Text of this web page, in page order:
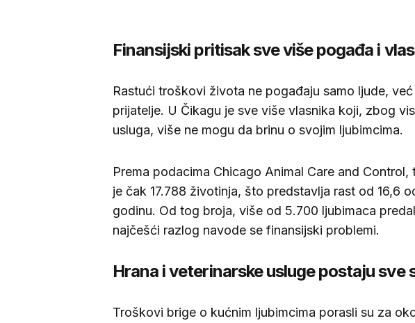
Finansijski pritisak sve više pogađa i
Rastući troškovi života ne pogađaju samo ljude,
prijatelje. U Čikagu je sve više vlasnika koji, zbog
usluga, više ne mogu da brinu o svojim ljubimcima.
Prema podacima Chicago Animal Care and
je čak 17.788 životinja, što predstavlja rast od 16,6
godinu. Od tog broja, više od 5.700 ljubimaca
najčešći razlog navode se finansijski problemi.
Hrana i veterinarske usluge postaju sve
Troškovi brige o kućnim ljubimcima porasli su za